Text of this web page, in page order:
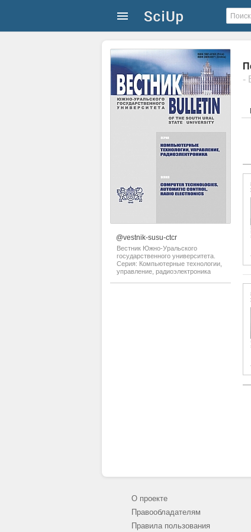
@vestnik-susu-ctcr
Вестник Южно-Уральского
государственного университета.
Серия: Компьютерные технологии,
управление, радиоэлектроника
О проекте
Правообладателям
Правила пользования